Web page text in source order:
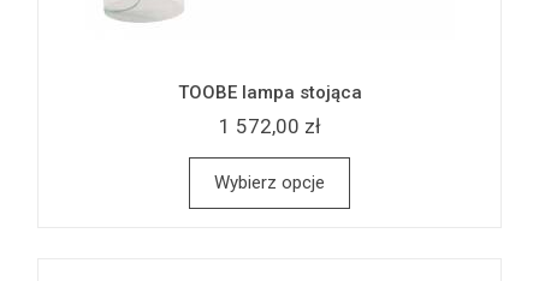
TOOBE lampa stojąca
1 572,00 zł
Wybierz opcje